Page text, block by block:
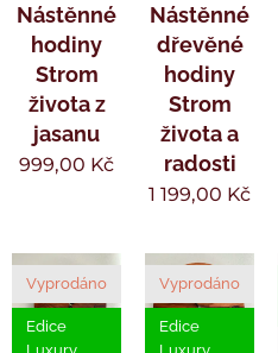
Nástěnné
hodiny
Strom
života z
jasanu
999,00 Kč
Nástěnné
dřevěné
hodiny
Strom
života a
radosti
1 199,00 Kč
Vyprodáno
Edice
Vyprodáno
Edice